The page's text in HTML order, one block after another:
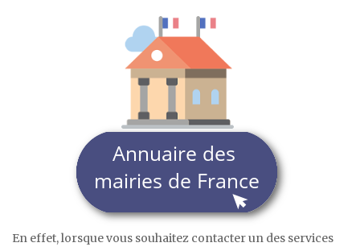
En effet, lorsque vous souhaitez contacter un des services